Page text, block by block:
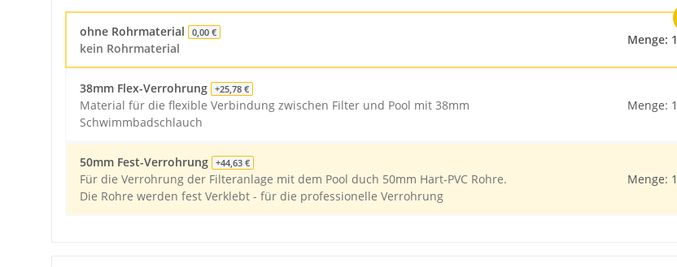
ohne Rohrmaterial 0,00 €
kein Rohrmaterial
Menge: 1
38mm Flex-Verrohrung +25,78 €
Material für die flexible Verbindung zwischen Filter und Pool mit 38mm
Schwimmbadschlauch
Menge: 1
50mm Fest-Verrohrung +44,63 €
Für die Verrohrung der Filteranlage mit dem Pool duch 50mm Hart-PVC Rohre.
Die Rohre werden fest Verklebt - für die professionelle Verrohrung
Menge: 1